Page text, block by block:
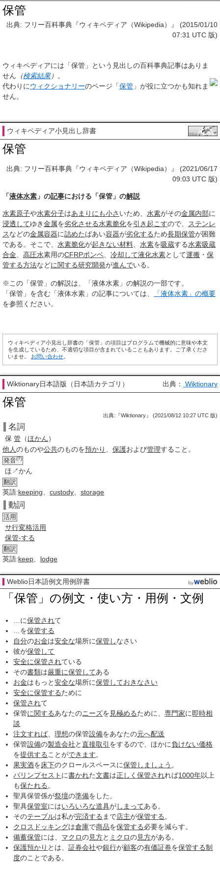
保管
出典: フリー百科事典『ウィキペディア（Wikipedia）』 (2015/01/10
07:31 UTC 版)
ウィキペディアには「保管 」という見出しの百科事典記事はありま
せん （検索結果）
。
代わりにウィクショナリーのページ「保管 」が役に立つかも知れま
せん。
ウィキペディア小見出し辞書
保管
出典: フリー百科事典『ウィキペディア（Wikipedia）』 (2021/06/17
09:03 UTC 版)
「液体水素 」の記事における「保管」の解説
水素原子や水素分子はあまりにも小さ いため、 水素がその金属内部に
浸透してゆき金属を劣化させる水素脆化を引き起こすので、
ステンレ
スなどの金属容器に詰めたばあい容器が劣化するため長期保管が困難
である。そこで、 水素脆化が起きない材料 水素を吸蔵する水素吸蔵
合金
高圧水素用のCFRPボンベ 冷却して液化水素として運搬 ・ 保
管する方法などに関する研究開発が進んでいる。
※この「保管」の解説は、「液体水素」の解説の一部です。
「保管」を含む「液体水素」の記事については、
「液体水素」の概要
を参照ください。
ウィキペディア小見出し辞書の「保管」の項目はプログラムで機械的に意味や本文
を生成しているため、不適切な項目が含まれていることもあります。ご了承くださ
いませ。 お問い合わせ
Wiktionary日本語版（日本語カテゴリ） 出典： Wiktionary
保管
出典:『Wiktionary』 (2021/08/12 10:27 UTC 版)
名詞
保 管 （ほかん）
他人のものや公共のものを預かり 保護および管理すること。
発音(?)
ほ↗かん
翻訳
英語:keeping custody storage
動詞
活用
サ行変格活用
保管-する
翻訳
英語:keep lodge
Weblio日本語例文用例辞書
「保管」の例文・使い方・用例・文例
…に保管されて
…を保管する
自分のお金は安全な場所に保管しなさい
彼が保管して
安全に保管されている
その書類は厳重に保管してある
お金はもっと安全な場所に保管しておきなさい
安全に保管するために
保管されて
保管に関するあなたのニーズを 見極めるために、専門家に 即時相
談
注文すれば 、理想の保管設備をあなたの元へ配送
保管設備の製造会社と直接取引 をするので、ほかに負けない価格
を提供する ことができます。
果実酒を床下のクロールスペースに保管し ましょう 。
パリンプセスト に書かれた文書は正しく保管されれば1000年以上
も保たれる 。
聖具保管係が祭壇の準備をした。
聖具保管室にはいろいろな道具がしまってある。
そのテーブルは私が完済する まで店主が保管する 。
クロスドッキングは倉庫で商品を保管する必要を減らす。
備蓄保管には、 マクロの見方と ミクロの見方がある。
保護預かり とは、証券会社や銀行が顧客の有価証券を保管する制
度のことである。